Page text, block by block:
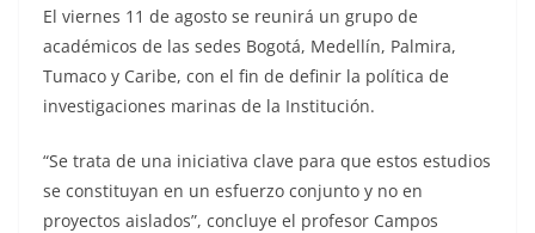
El viernes 11 de agosto se reunirá un grupo de
académicos de las sedes Bogotá, Medellín, Palmira,
Tumaco y Caribe, con el fin de definir la política de
investigaciones marinas de la Institución.
“Se trata de una iniciativa clave para que estos estudios
se constituyan en un esfuerzo conjunto y no en
proyectos aislados”, concluye el profesor Campos